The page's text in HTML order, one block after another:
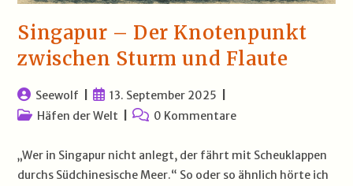
Singapur – Der Knotenpunkt
zwischen Sturm und Flaute
Beitrags-
Autor:
Seewolf
Beitrag
veröffentlicht:
13. September 2025
Beitrags-
Häfen der Welt
Beitrags-
0 Kommentare
„Wer in Singapur nicht anlegt, der fährt mit Scheuklappen
durchs Südchinesische Meer.“ So oder so ähnlich hörte ich